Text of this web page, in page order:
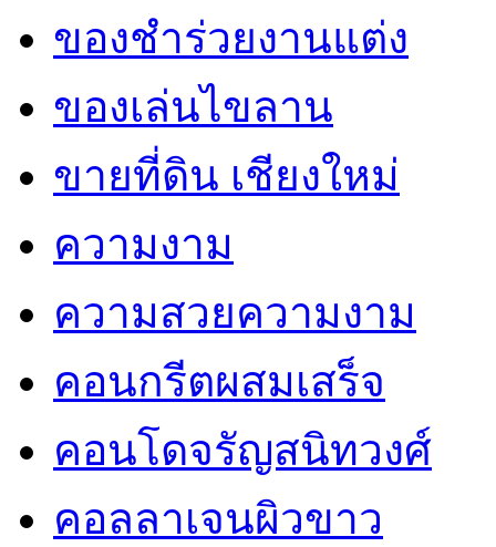
ของชำร่วยงานแต่ง
ของเล่นไขลาน
ขายที่ดิน เชียงใหม่
ความงาม
ความสวยความงาม
คอนกรีตผสมเสร็จ
คอนโดจรัญสนิทวงศ์
คอลลาเจนผิวขาว